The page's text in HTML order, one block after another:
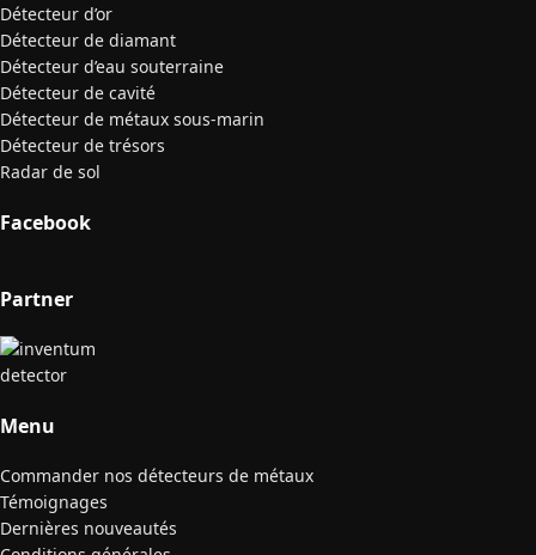
Détecteur d’or
Détecteur de diamant
Détecteur d’eau souterraine
Détecteur de cavité
Détecteur de métaux sous-marin
Détecteur de trésors
Radar de sol
Facebook
Partner
Menu
Commander nos détecteurs de métaux
Témoignages
Dernières nouveautés